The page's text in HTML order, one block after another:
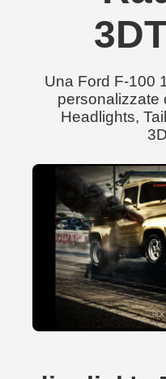
Una Ford F-100
Headlights,